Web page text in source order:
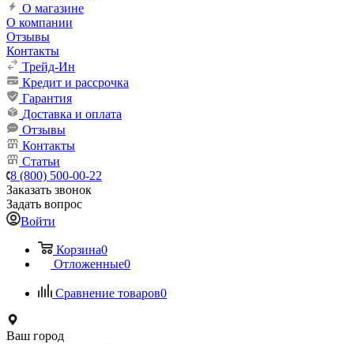
О магазине
О компании
Отзывы
Контакты
Трейд-Ин
Кредит и рассрочка
Гарантия
Доставка и оплата
Отзывы
Контакты
Статьи
8 (800) 500-00-22
Заказать звонок
Задать вопрос
Войти
Корзина0
Отложенные0
Сравнение товаров0
Ваш город